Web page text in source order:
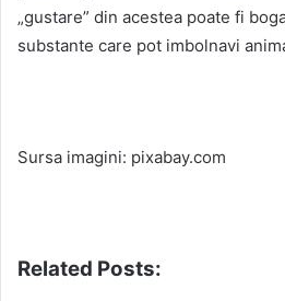
„gustare” din acestea poate fi
substante care pot imbolnavi
Sursa imagini: pixabay.com
Related Posts: